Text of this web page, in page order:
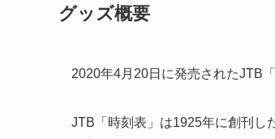
グッズ概要
2020年4月20日に発売されたJTB
JTB「時刻表」は1925年に創刊し